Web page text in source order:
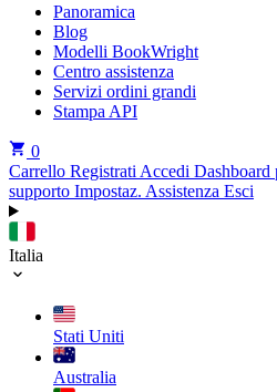
Panoramica
Blog
Modelli BookWright
Centro assistenza
Servizi ordini grandi
Stampa API
0
Carrello Registrati Accedi Dashboard
supporto Impostaz. Assistenza Esci
Italia
Stati Uniti
Australia